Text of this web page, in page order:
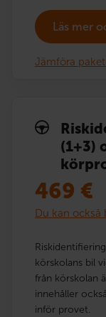
Läs mer
Jämföra
(1+3)
469 €
Du kan också
körskolans bil
från körskolan
innehåller
inför provet.